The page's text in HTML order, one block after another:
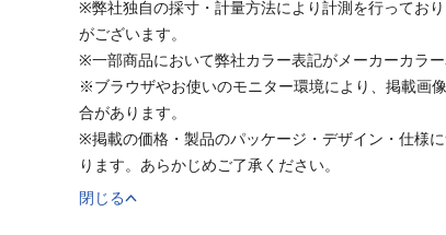
※弊社独自の採寸・計量方法により計測を行ってお
がございます。
※一部商品において弊社カラー表記がメーカーカラー
※ブラウザやお使いのモニター環境により、掲載画
合があります。
※掲載の価格・製品のパッケージ・デザイン・仕様
ります。あらかじめご了承ください。
閉じる